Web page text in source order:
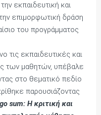
εκπαιδευτική και
επιμορφωτική δράση
του προγράμματος
τις εκπαιδευτικές και
των μαθητών, υπέβαλε
στο θεματικό πεδίο
παρουσιάζοντας
sum: Η κριτική και